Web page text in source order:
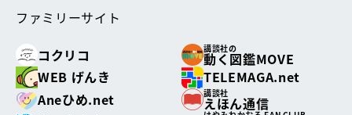
ファミリーサイト
コクリコ
講談社の
動く図鑑MOVE
WEB げんき
TELEMAGA.net
Aneひめ.net
講談社
えほん通信